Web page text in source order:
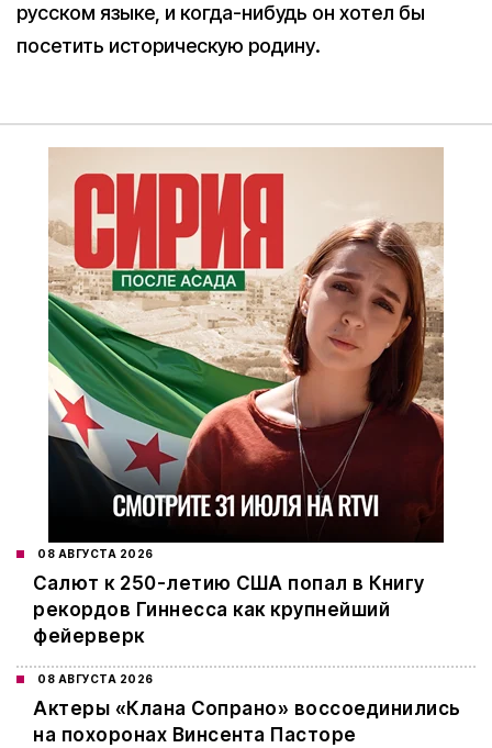
русском языке, и когда-нибудь он хотел бы
посетить историческую родину.
08 АВГУСТА 2026
Салют к 250-летию США попал в Книгу
рекордов Гиннесса как крупнейший
фейерверк
08 АВГУСТА 2026
Актеры «Клана Сопрано» воссоединились
на похоронах Винсента Пасторе